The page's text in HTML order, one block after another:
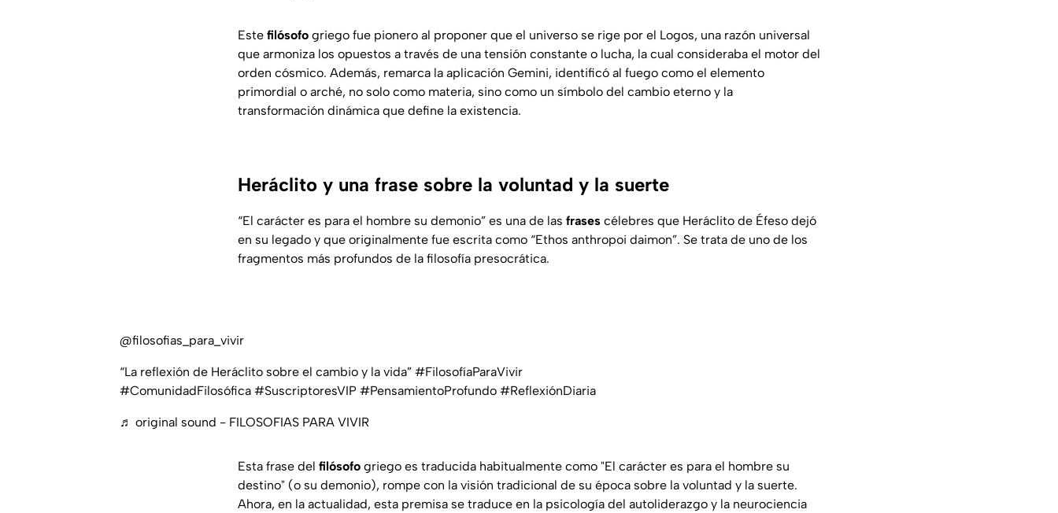
Este filósofo griego fue pionero al proponer que el universo se rige por el Logos, una razón universal
que armoniza los opuestos a través de una tensión constante o lucha, la cual consideraba el motor del
orden cósmico. Además, remarca la aplicación Gemini, identificó al fuego como el elemento
primordial o arché, no solo como materia, sino como un símbolo del cambio eterno y la
transformación dinámica que define la existencia.
Heráclito y una frase sobre la voluntad y la suerte
“El carácter es para el hombre su demonio” es una de las frases célebres que Heráclito de Éfeso dejó
en su legado y que originalmente fue escrita como “Ethos anthropoi daimon”. Se trata de uno de los
fragmentos más profundos de la filosofía presocrática.
@filosofias_para_vivir
“La reflexión de Heráclito sobre el cambio y la vida” #FilosofíaParaVivir
#ComunidadFilosófica #SuscriptoresVIP #PensamientoProfundo #ReflexiónDiaria
♬ original sound - FILOSOFIAS PARA VIVIR
Esta frase del filósofo griego es traducida habitualmente como "El carácter es para el hombre su
destino" (o su demonio), rompe con la visión tradicional de su época sobre la voluntad y la suerte.
Ahora, en la actualidad, esta premisa se traduce en la psicología del autoliderazgo y la neurociencia